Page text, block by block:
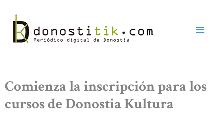
contenido
Comienza la inscripción para los
cursos de Donostia Kultura